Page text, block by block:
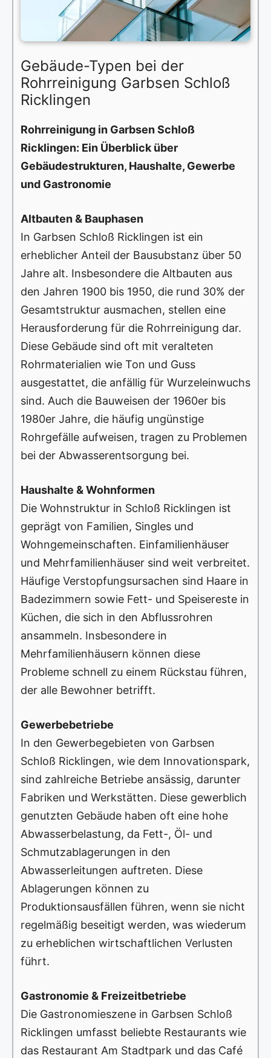
Gebäude-Typen bei der
Rohrreinigung Garbsen Schloß
Ricklingen
Rohrreinigung in Garbsen Schloß
Ricklingen: Ein Überblick über
Gebäudestrukturen, Haushalte, Gewerbe
und Gastronomie
Altbauten & Bauphasen
In Garbsen Schloß Ricklingen ist ein
erheblicher Anteil der Bausubstanz über 50
Jahre alt. Insbesondere die Altbauten aus
den Jahren 1900 bis 1950, die rund 30% der
Gesamtstruktur ausmachen, stellen eine
Herausforderung für die Rohrreinigung dar.
Diese Gebäude sind oft mit veralteten
Rohrmaterialien wie Ton und Guss
ausgestattet, die anfällig für Wurzeleinwuchs
sind. Auch die Bauweisen der 1960er bis
1980er Jahre, die häufig ungünstige
Rohrgefälle aufweisen, tragen zu Problemen
bei der Abwasserentsorgung bei.
Haushalte & Wohnformen
Die Wohnstruktur in Schloß Ricklingen ist
geprägt von Familien, Singles und
Wohngemeinschaften. Einfamilienhäuser
und Mehrfamilienhäuser sind weit verbreitet.
Häufige Verstopfungsursachen sind Haare in
Badezimmern sowie Fett- und Speisereste in
Küchen, die sich in den Abflussrohren
ansammeln. Insbesondere in
Mehrfamilienhäusern können diese
Probleme schnell zu einem Rückstau führen,
der alle Bewohner betrifft.
Gewerbebetriebe
In den Gewerbegebieten von Garbsen
Schloß Ricklingen, wie dem Innovationspark,
sind zahlreiche Betriebe ansässig, darunter
Fabriken und Werkstätten. Diese gewerblich
genutzten Gebäude haben oft eine hohe
Abwasserbelastung, da Fett-, Öl- und
Schmutzablagerungen in den
Abwasserleitungen auftreten. Diese
Ablagerungen können zu
Produktionsausfällen führen, wenn sie nicht
regelmäßig beseitigt werden, was wiederum
zu erheblichen wirtschaftlichen Verlusten
führt.
Gastronomie & Freizeitbetriebe
Die Gastronomieszene in Garbsen Schloß
Ricklingen umfasst beliebte Restaurants wie
das Restaurant Am Stadtpark und das Café